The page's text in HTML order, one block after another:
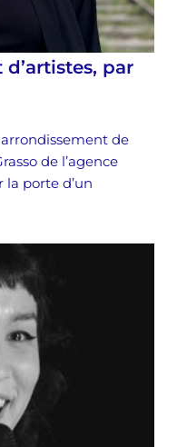
par
de
de l’agence
la porte d’un